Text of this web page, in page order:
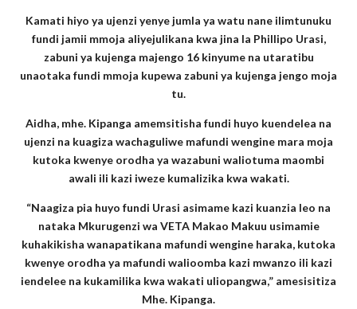
Kamati hiyo ya ujenzi yenye jumla ya watu nane ilimtunuku
fundi jamii mmoja aliyejulikana kwa jina la Phillipo Urasi,
zabuni ya kujenga majengo 16 kinyume na utaratibu
unaotaka fundi mmoja kupewa zabuni ya kujenga jengo moja
tu.
Aidha, mhe. Kipanga amemsitisha fundi huyo kuendelea na
ujenzi na kuagiza wachaguliwe mafundi wengine mara moja
kutoka kwenye orodha ya wazabuni waliotuma maombi
awali ili kazi iweze kumalizika kwa wakati.
“Naagiza pia huyo fundi Urasi asimame kazi kuanzia leo na
nataka Mkurugenzi wa VETA Makao Makuu usimamie
kuhakikisha wanapatikana mafundi wengine haraka, kutoka
kwenye orodha ya mafundi walioomba kazi mwanzo ili kazi
iendelee na kukamilika kwa wakati uliopangwa,” amesisitiza
Mhe. Kipanga.